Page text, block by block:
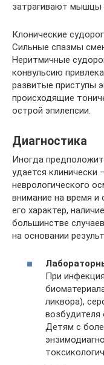
затрагивают мышцы
Клонические
Сильные спазмы
Неритмичные
конвульсию
развитые приступы
происходящие
острой эпилепсии.
Диагностика
Иногда
удается клинически
неврологического
внимание на время и
его характер,
большинстве
на основании
При
ликвора),
Детям с